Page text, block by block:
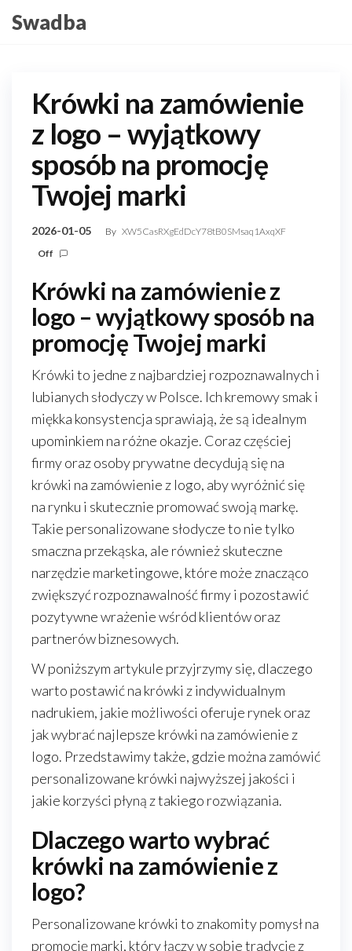
toSwadba
Krówki na zamówienie
z logo – wyjątkowy
sposób na promocję
Twojej marki
2026-01-05 By XW5CasRXgEdDcY78tB0SMsaq1AxqXF
Off
Krówki na zamówienie z
logo – wyjątkowy sposób na
promocję Twojej marki
Krówki to jedne z najbardziej rozpoznawalnych i
lubianych słodyczy w Polsce. Ich kremowy smak i
miękka konsystencja sprawiają, że są idealnym
upominkiem na różne okazje. Coraz częściej
firmy oraz osoby prywatne decydują się na
krówki na zamówienie z logo, aby wyróżnić się
na rynku i skutecznie promować swoją markę.
Takie personalizowane słodycze to nie tylko
smaczna przekąska, ale również skuteczne
narzędzie marketingowe, które może znacząco
zwiększyć rozpoznawalność firmy i pozostawić
pozytywne wrażenie wśród klientów oraz
partnerów biznesowych.
W poniższym artykule przyjrzymy się, dlaczego
warto postawić na krówki z indywidualnym
nadrukiem, jakie możliwości oferuje rynek oraz
jak wybrać najlepsze krówki na zamówienie z
logo. Przedstawimy także, gdzie można zamówić
personalizowane krówki najwyższej jakości i
jakie korzyści płyną z takiego rozwiązania.
Dlaczego warto wybrać
krówki na zamówienie z
logo?
Personalizowane krówki to znakomity pomysł na
promocję marki, który łączy w sobie tradycję z